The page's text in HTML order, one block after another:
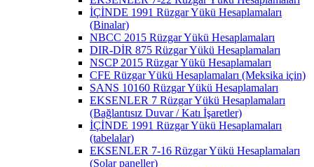
İÇİNDE 1991 Rüzgar Yükü Hesaplamaları
(Binalar)
NBCC 2015 Rüzgar Yükü Hesaplamaları
DIR-DİR 875 Rüzgar Yükü Hesaplamaları
NSCP 2015 Rüzgar Yükü Hesaplamaları
CFE Rüzgar Yükü Hesaplamaları (Meksika için)
SANS 10160 Rüzgar Yükü Hesaplamaları
EKSENLER 7 Rüzgar Yükü Hesaplamaları
(Bağlantısız Duvar / Katı İşaretler)
İÇİNDE 1991 Rüzgar Yükü Hesaplamaları
(tabelalar)
EKSENLER 7-16 Rüzgar Yükü Hesaplamaları
(Solar paneller)